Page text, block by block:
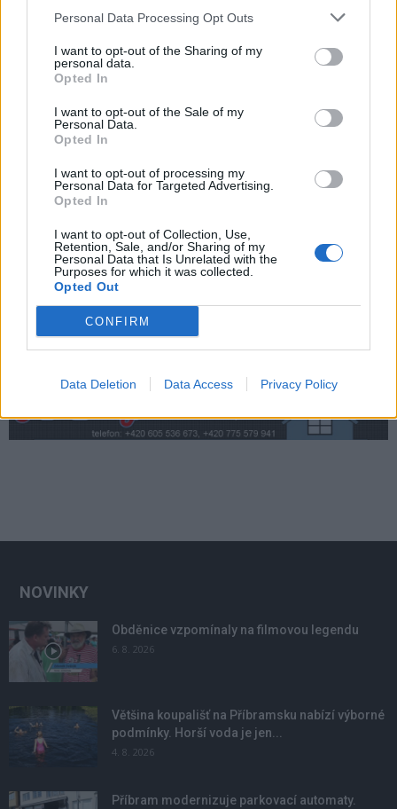
Personal Data Processing Opt Outs
I want to opt-out of the Sharing of my
personal data.
Opted In
I want to opt-out of the Sale of my
Personal Data.
Opted In
I want to opt-out of processing my
Personal Data for Targeted Advertising.
Opted In
I want to opt-out of Collection, Use,
Retention, Sale, and/or Sharing of my
Personal Data that Is Unrelated with the
Purposes for which it was collected.
Opted Out
CONFIRM
Data Deletion Data Access Privacy Policy
výborné podmínky. Horší voda je jen na
Zpravodajství
Příbram modernizuje parkovací automaty.
Přibudou i tři nové poblíž Svaté Hory
Středočeský kraj upravil pravidla soutěže.
Obce nově získají body i za předcházení
vzniku odpadu
NOVINKY
Obděnice vzpomínaly na filmovou legendu
6. 8. 2026
Většina koupališť na Příbramsku nabízí výborné
podmínky. Horší voda je jen...
4. 8. 2026
Příbram modernizuje parkovací automaty.